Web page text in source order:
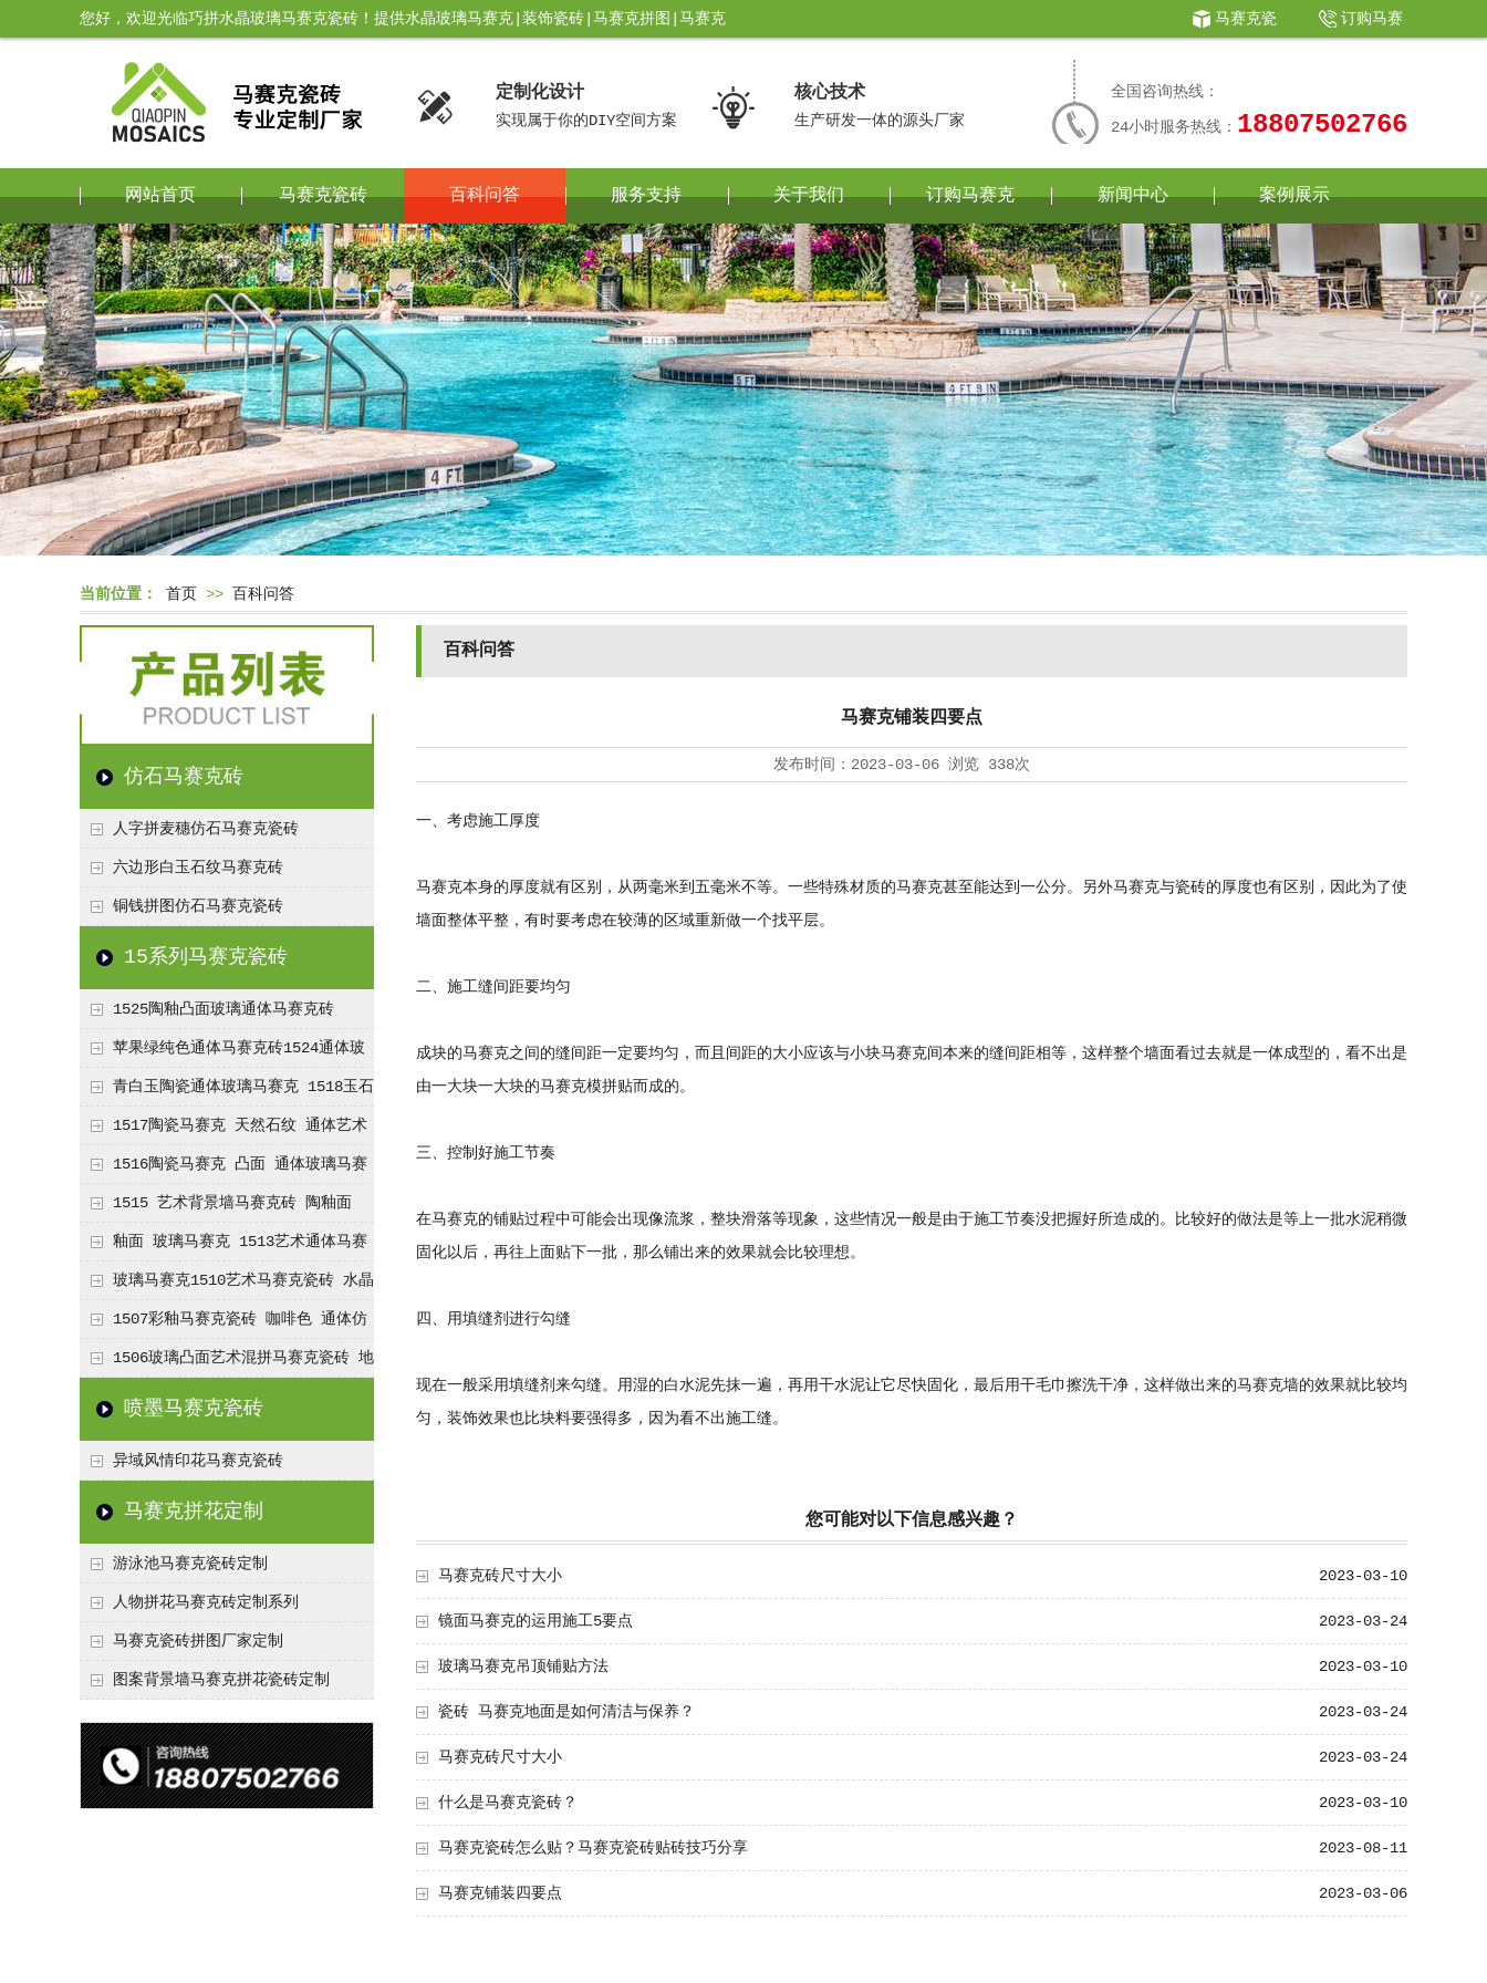
您好，欢迎光临巧拼水晶玻璃马赛克瓷砖！提供水晶玻璃马赛克|装饰瓷砖|马赛克拼图|马赛克 马赛克瓷 订购马赛
 定制化设计
实现属于你的DIY空间方案  核心技术
生产研发一体的源头厂家
全国咨询热线：
24小时服务热线： 18807502766
网站首页 马赛克瓷砖 百科问答 服务支持 关于我们 订购马赛克 新闻中心 案例展示
当前位置： 首页 >> 百科问答
仿石马赛克砖
人字拼麦穗仿石马赛克瓷砖
六边形白玉石纹马赛克砖
铜钱拼图仿石马赛克瓷砖
15系列马赛克瓷砖
1525陶釉凸面玻璃通体马赛克砖
苹果绿纯色通体马赛克砖1524通体玻
离马赛克砖
青白玉陶瓷通体玻璃马赛克 1518玉石
马赛克1517陶瓷马赛克 天然石纹 通体艺术
玻璃马赛克瓷砖
1516陶瓷马赛克 凸面 通体玻璃马赛
克瓷砖1515 艺术背景墙马赛克砖 陶釉面
凸面玻璃马赛克
釉面 玻璃马赛克 1513艺术通体马赛
克 地中海风 陶瓷马赛克 装饰瓷砖
玻璃马赛克1510艺术马赛克瓷砖 水晶
马赛克1507彩釉马赛克瓷砖 咖啡色 通体仿
石纹马赛克
1506玻璃凸面艺术混拼马赛克瓷砖 地
中海风 淋浴房 马赛克砖
喷墨马赛克瓷砖
异域风情印花马赛克瓷砖
马赛克拼花定制
游泳池马赛克瓷砖定制
人物拼花马赛克砖定制系列
马赛克瓷砖拼图厂家定制
图案背景墙马赛克拼花瓷砖定制
百科问答
马赛克铺装四要点
发布时间： 2023-03-06 浏览 338次
一、考虑施工厚度
马赛克本身的厚度就有区别，从两毫米到五毫米不等。一些特殊材质的马赛克甚至能达到一公分。另外马赛克与瓷砖的厚度也有区别，因此为了使
墙面整体平整，有时要考虑在较薄的区域重新做一个找平层。
二、施工缝间距要均匀
成块的马赛克之间的缝间距一定要均匀，而且间距的大小应该与小块马赛克间本来的缝间距相等，这样整个墙面看过去就是一体成型的，看不出是
由一大块一大块的马赛克模拼贴而成的。
三、控制好施工节奏
在马赛克的铺贴过程中可能会出现像流浆，整块滑落等现象，这些情况一般是由于施工节奏没把握好所造成的。比较好的做法是等上一批水泥稍微
固化以后，再往上面贴下一批，那么铺出来的效果就会比较理想。
四、用填缝剂进行勾缝
现在一般采用填缝剂来勾缝。用湿的白水泥先抹一遍，再用干水泥让它尽快固化，最后用干毛巾擦洗干净，这样做出来的马赛克墙的效果就比较均
匀，装饰效果也比块料要强得多，因为看不出施工缝。
您可能对以下信息感兴趣？
2023-03-10
马赛克砖尺寸大小
2023-03-24
镜面马赛克的运用施工5要点
2023-03-10
玻璃马赛克吊顶铺贴方法
2023-03-24
瓷砖 马赛克地面是如何清洁与保养？
2023-03-24
马赛克砖尺寸大小
2023-03-10
什么是马赛克瓷砖？
2023-08-11
马赛克瓷砖怎么贴？马赛克瓷砖贴砖技巧分享
2023-03-06
马赛克铺装四要点